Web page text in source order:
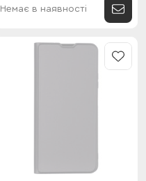
Немає в наявності